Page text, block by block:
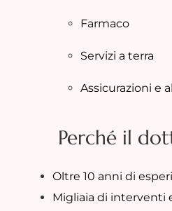
Farmaco
Servizi a terra
Assicurazioni e
Perché il
Oltre 10 anni di
Migliaia di interventi